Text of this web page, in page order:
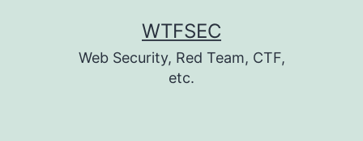
WTFSEC
Web Security, Red Team, CTF,
etc.